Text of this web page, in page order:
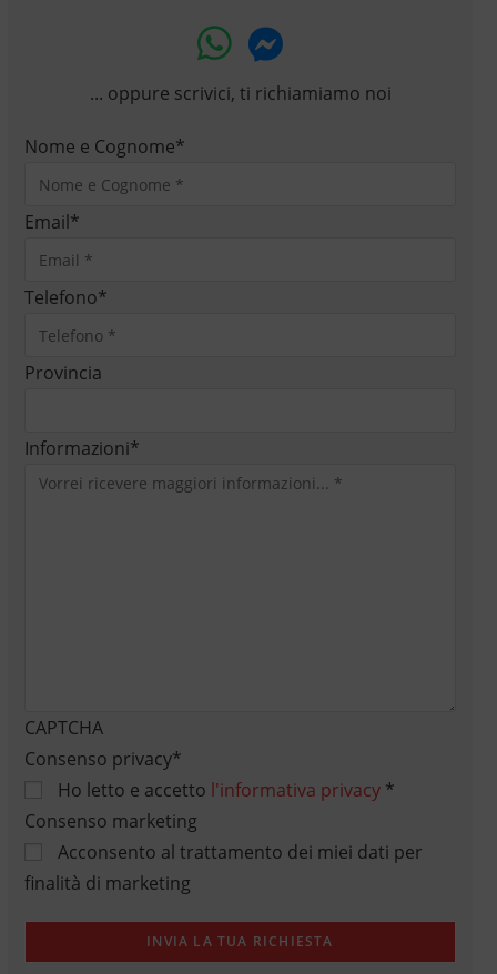
... oppure scrivici, ti richiamiamo noi
Nome e Cognome*
Email*
Telefono*
Provincia
Informazioni*
CAPTCHA
Consenso privacy*
Ho letto e accetto l'informativa privacy*
Consenso marketing
Acconsento al trattamento dei miei dati per
finalità di marketing